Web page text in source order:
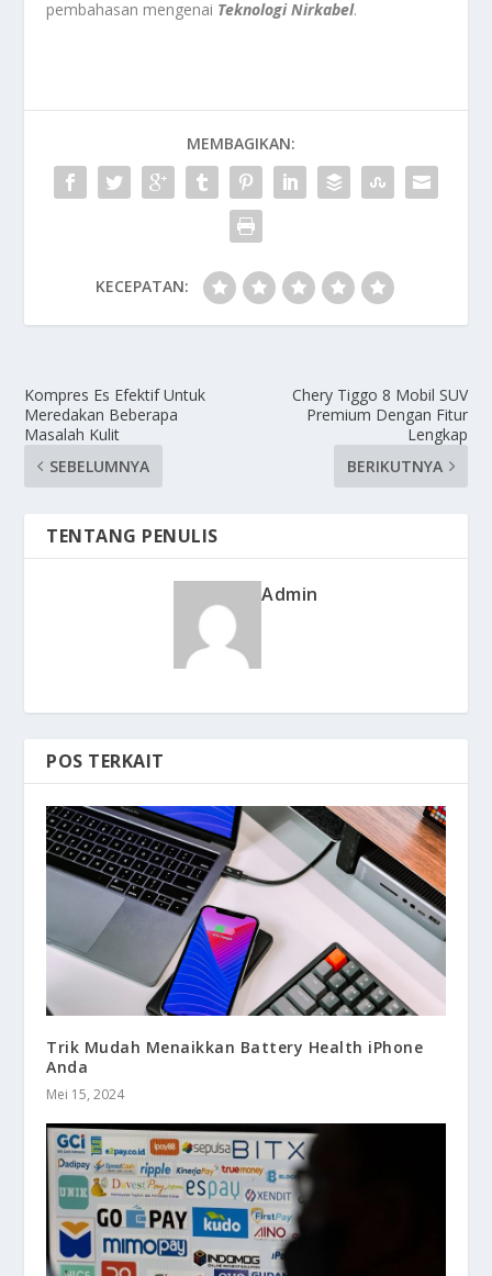
pembahasan mengenai Teknologi Nirkabel.
MEMBAGIKAN:
KECEPATAN:
Kompres Es Efektif Untuk
Meredakan Beberapa
Masalah Kulit
SEBELUMNYA
Chery Tiggo 8 Mobil SUV
Premium Dengan Fitur
Lengkap
BERIKUTNYA
TENTANG PENULIS
Admin
POS TERKAIT
Trik Mudah Menaikkan Battery Health iPhone
Anda
Mei 15, 2024